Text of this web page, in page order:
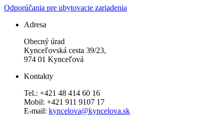
Odporúčania pre ubytovacie zariadenia
Adresa
Obecný úrad
Kynceľovská cesta 39/23,
974 01 Kynceľová
Kontakty
Tel.: +421 48 414 60 16
Mobil: +421 911 9107 17
E-mail: kyncelova@kyncelova.sk